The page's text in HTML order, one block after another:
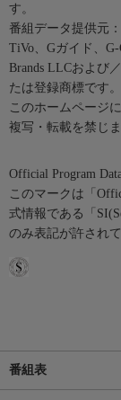
す。
番組データ提供元
TiVo、Gガイド、
Brands LLCおよび
たは登録商標です。
このホームページ
複写・転載を禁じま
Official Program
このマークは「
式情報である「
のみ表記が許され
番組表